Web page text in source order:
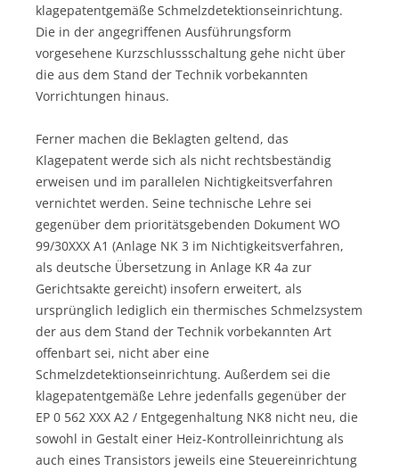
klagepatentgemäße Schmelzdetektionseinrichtung.
Die in der angegriffenen Ausführungsform
vorgesehene Kurzschlussschaltung gehe nicht über
die aus dem Stand der Technik vorbekannten
Vorrichtungen hinaus.
Ferner machen die Beklagten geltend, das
Klagepatent werde sich als nicht rechtsbeständig
erweisen und im parallelen Nichtigkeitsverfahren
vernichtet werden. Seine technische Lehre sei
gegenüber dem prioritätsgebenden Dokument WO
99/30XXX A1 (Anlage NK 3 im Nichtigkeitsverfahren,
als deutsche Übersetzung in Anlage KR 4a zur
Gerichtsakte gereicht) insofern erweitert, als
ursprünglich lediglich ein thermisches Schmelzsystem
der aus dem Stand der Technik vorbekannten Art
offenbart sei, nicht aber eine
Schmelzdetektionseinrichtung. Außerdem sei die
klagepatentgemäße Lehre jedenfalls gegenüber der
EP 0 562 XXX A2 / Entgegenhaltung NK8 nicht neu, die
sowohl in Gestalt einer Heiz-Kontrolleinrichtung als
auch eines Transistors jeweils eine Steuereinrichtung